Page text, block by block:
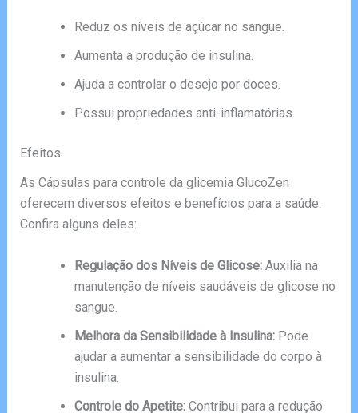
Reduz os níveis de açúcar no sangue.
Aumenta a produção de insulina.
Ajuda a controlar o desejo por doces.
Possui propriedades anti-inflamatórias.
Efeitos
As Cápsulas para controle da glicemia GlucoZen
oferecem diversos efeitos e benefícios para a saúde.
Confira alguns deles:
Regulação dos Níveis de Glicose:Auxilia na
manutenção de níveis saudáveis de glicose no
sangue.
Melhora da Sensibilidade à Insulina:Pode
ajudar a aumentar a sensibilidade do corpo à
insulina.
Controle do Apetite:Contribui para a redução